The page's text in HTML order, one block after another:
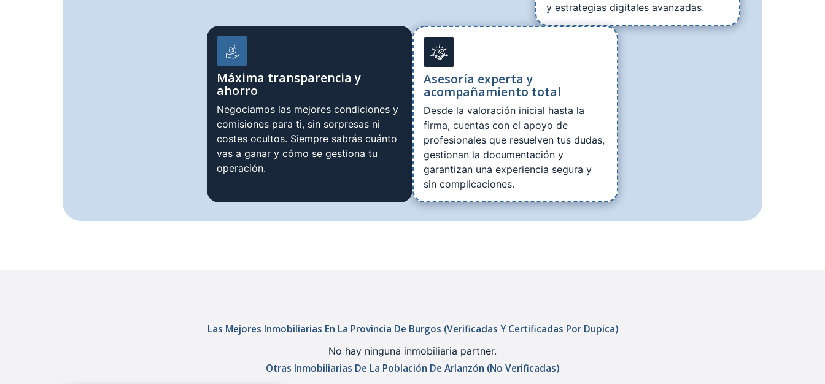
y estrategias digitales avanzadas.
Máxima transparencia y
ahorro
Negociamos las mejores condiciones y
comisiones para ti, sin sorpresas ni
costes ocultos. Siempre sabrás cuánto
vas a ganar y cómo se gestiona tu
operación.
Asesoría experta y
acompañamiento total
Desde la valoración inicial hasta la
firma, cuentas con el apoyo de
profesionales que resuelven tus dudas,
gestionan la documentación y
garantizan una experiencia segura y
sin complicaciones.
Las Mejores Inmobiliarias En La Provincia De Burgos (verificadas Y Certificadas Por Dupica)
No hay ninguna inmobiliaria partner.
Otras Inmobiliarias De La Población De Arlanzón (no Verificadas)